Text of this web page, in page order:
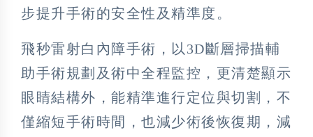
步提升手術的安全性及精準度。
飛秒雷射白內障手術，以3D斷層掃描輔
助手術規劃及術中全程監控，更清楚顯示
眼睛結構外，能精準進行定位與切割，不
僅縮短手術時間，也減少術後恢復期，減